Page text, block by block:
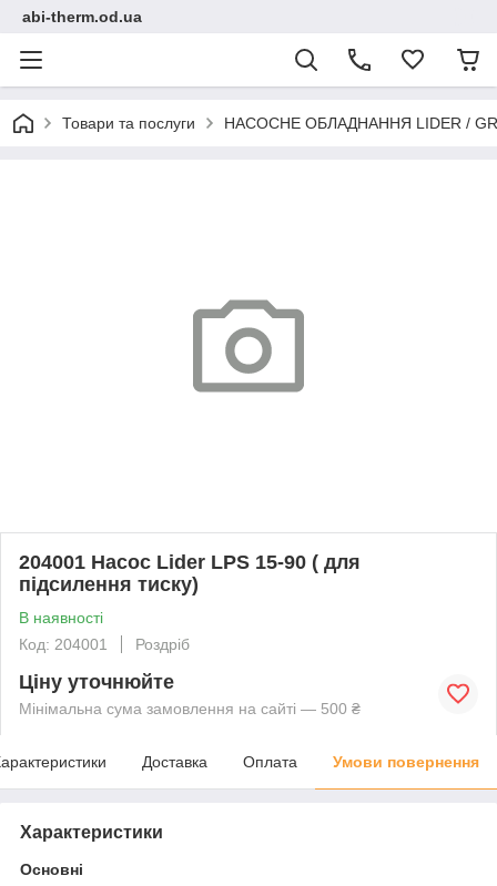
abi-therm.od.ua
Товари та послуги НАСОСНЕ ОБЛАДНАННЯ LIDER /
204001 Насос Lider LPS 15-90 ( для
підсилення тиску)
В наявності
Код: 204001
Роздріб
Ціну уточнюйте
Мінімальна сума замовлення на сайті — 500 ₴
Доставка Оплата Умови повернення
Характеристики
Основні